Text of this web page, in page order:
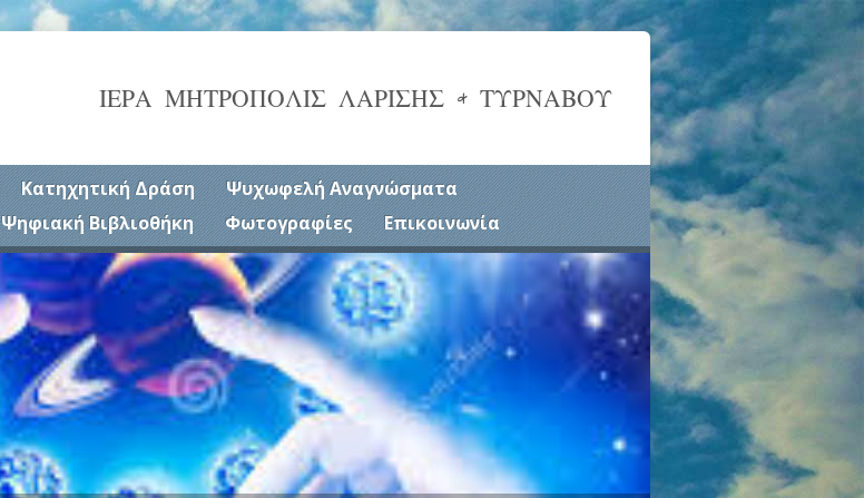
ΙΕΡΑ ΜΗΤΡΟΠΟΛΙΣ ΛΑΡΙΣΗΣ & ΤΥΡΝΑΒΟΥ
Κατηχητική Δράση
Ψυχωφελή Αναγνώσματα
Ψηφιακή Βιβλιοθήκη Φωτογραφίες Επικοινωνία